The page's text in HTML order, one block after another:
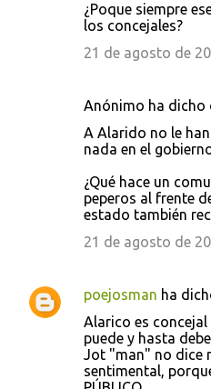
¿Poque siempre
los concejales?
21 de agosto de
Anónimo ha
A Alarido no le
nada en el
¿Qué hace un
peperos al frente
estado también
21 de agosto de
poejosman ha
Alarico es
puede y hasta
Jot "man" no dice
sentimental,